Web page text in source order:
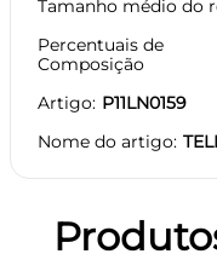
Tamanho médio do
Percentuais de
Composição
Artigo P11LN0159
Nome do artigo